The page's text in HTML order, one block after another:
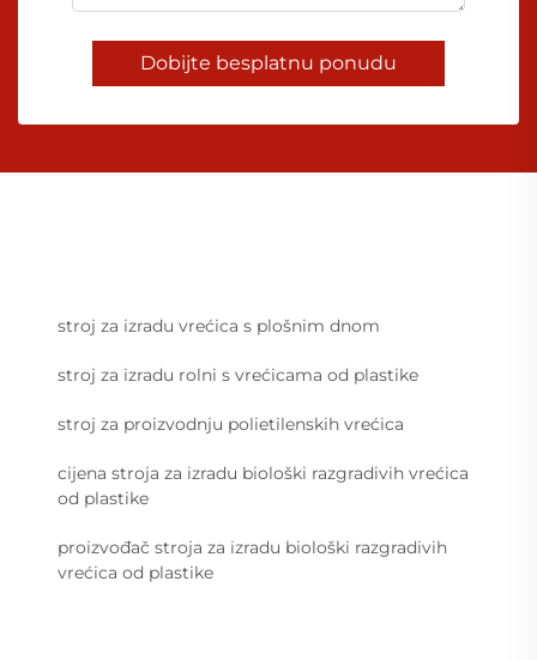
Dobijte besplatnu ponudu
stroj za izradu vrećica s plošnim dnom
stroj za izradu rolni s vrećicama od plastike
stroj za proizvodnju polietilenskih vrećica
cijena stroja za izradu biološki razgradivih vrećica
od plastike
proizvođač stroja za izradu biološki razgradivih
vrećica od plastike